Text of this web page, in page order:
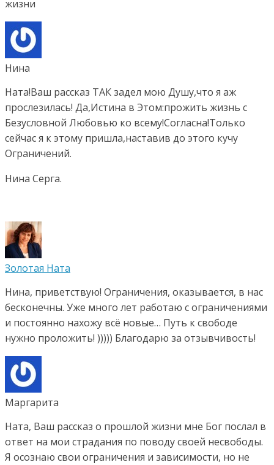
жизни
Нина
Ната!Ваш рассказ ТАК задел мою Душу,что я аж
прослезилась! Да,Истина в Этом:прожить жизнь с
Безусловной Любовью ко всему!Согласна!Только
сейчас я к этому пришла,наставив до этого кучу
Ограничений.
Нина Серга.
Золотая Ната
Нина, приветствую! Ограничения, оказывается, в нас
бесконечны. Уже много лет работаю с ограничениями
и постоянно нахожу всё новые… Путь к свободе
нужно проложить! ))))) Благодарю за отзывчивость!
Маргарита
Ната, Ваш рассказ о прошлой жизни мне Бог послал в
ответ на мои страдания по поводу своей несвободы.
Я осознаю свои ограничения и зависимости, но не